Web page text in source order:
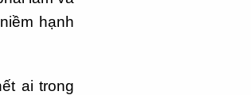
hạnh
ai trong